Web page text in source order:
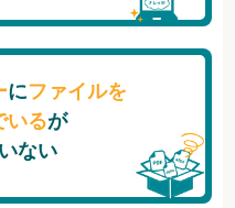
にファイルを
いるが
ない